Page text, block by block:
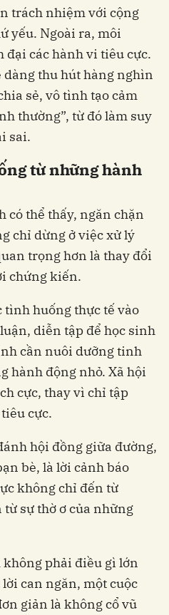
trách nhiệm với cộng
yếu. Ngoài ra, môi
các hành vi tiêu cực.
dàng thu hút hàng nghìn
sẻ, vô tình tạo cảm
thường”, từ đó làm suy
sai.
từ những hành
thể thấy, ngăn chặn
chỉ dừng ở việc xử lý
trọng hơn là thay đổi
chứng kiến.
tình huống thực tế vào
diễn tập để học sinh
cần nuôi dưỡng tinh
hành động nhỏ. Xã hội
cực, thay vì chỉ tập
cực.
hội đồng giữa đường,
bè, là lời cảnh báo
không chỉ đến từ
sự thờ ơ của những
phải điều gì lớn
can ngăn, một cuộc
giản là không cổ vũ